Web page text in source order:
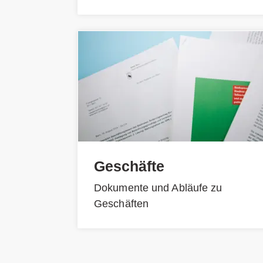
Geschäfte
Dokumente und Abläufe zu
Geschäften